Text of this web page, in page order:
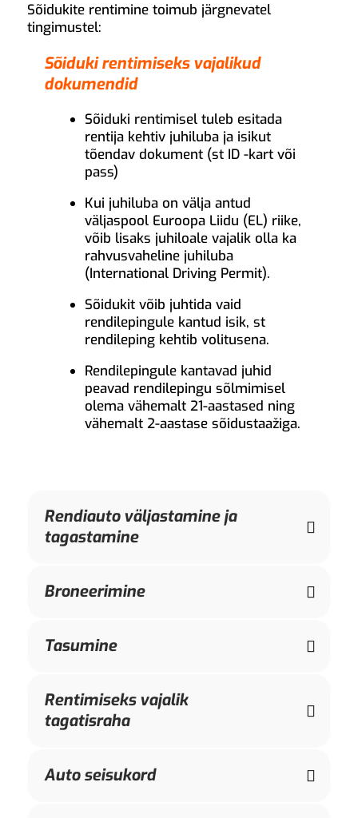
Sõidukite rentimine toimub järgnevatel
tingimustel:
Sõiduki rentimiseks vajalikud
dokumendid
Sõiduki rentimisel tuleb esitada
rentija kehtiv juhiluba ja isikut
tõendav dokument (st ID -kart või
pass)
Kui juhiluba on välja antud
väljaspool Euroopa Liidu (EL) riike,
võib lisaks juhiloale vajalik olla ka
rahvusvaheline juhiluba
(International Driving Permit).
Sõidukit võib juhtida vaid
rendilepingule kantud isik, st
rendileping kehtib volitusena.
Rendilepingule kantavad juhid
peavad rendilepingu sõlmimisel
olema vähemalt 21-aastased ning
vähemalt 2-aastase sõidustaažiga.
Rendiauto väljastamine ja
tagastamine
Broneerimine
Tasumine
Rentimiseks vajalik
tagatisraha
Auto seisukord